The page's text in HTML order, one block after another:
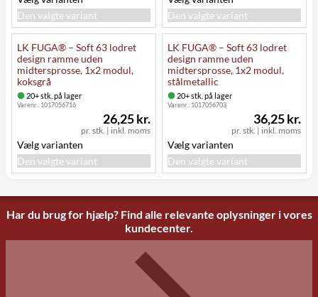
Den valgte variant
Den valgte variant
LK FUGA® – Soft 63 lodret
design ramme uden
midtersprosse, 1x2 modul,
koksgrå
20+ stk. på lager
Varenr.: 1017056716
pr. stk. | inkl. moms
26,25 kr.
Vælg varianten
Den valgte variant
LK FUGA® – Soft 63 lodret
design ramme uden
midtersprosse, 1x2 modul,
stålmetallic
20+ stk. på lager
Varenr.: 1017056703
pr. stk. | inkl. moms
36,25 kr.
Vælg varianten
Den valgte variant
Har du brug for hjælp? Find alle relevante oplysninger i vores
kundecenter.